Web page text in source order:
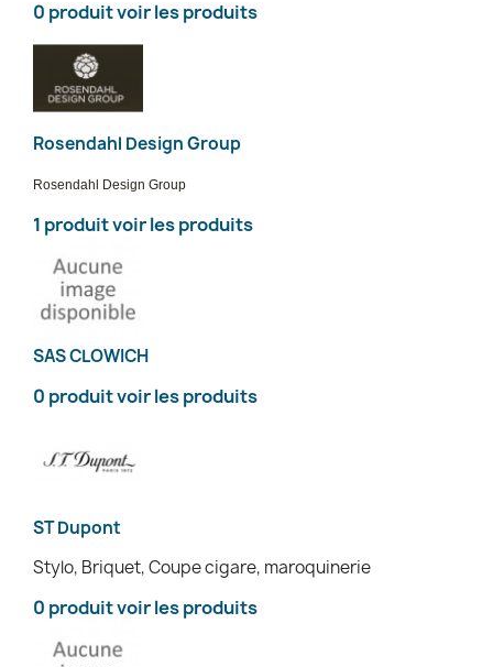
0 produitvoir les produits
Rosendahl Design Group
Rosendahl Design Group
1 produitvoir les produits
SAS CLOWICH
0 produitvoir les produits
ST Dupont
Stylo, Briquet, Coupe cigare, maroquinerie
0 produitvoir les produits